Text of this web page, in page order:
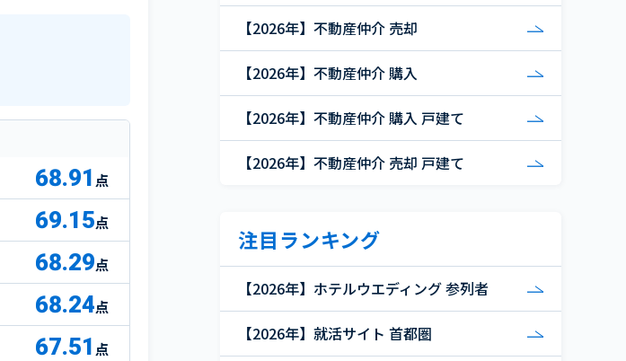
68.91 点
69.15点
68.29点
68.24点
67.51 点
【2026年】不動産仲介 売却
【2026年】不動産仲介 購入
【2026年】不動産仲介 購入 戸建て
【2026年】不動産仲介 売却 戸建て
注目ランキング
【2026年】ホテルウエディング 参列者
【2026年】就活サイト 首都圏